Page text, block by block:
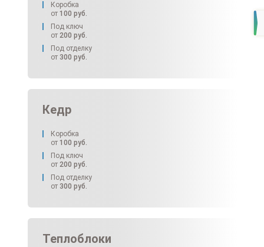
Коробка
от 100 руб.
Под ключ
от 200 руб.
Под отделку
от 300 руб.
Кедр
Коробка
от 100 руб.
Под ключ
от 200 руб.
Под отделку
от 300 руб.
Теплоблоки